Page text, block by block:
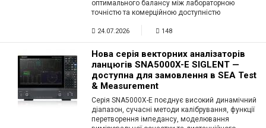
авторизація
Виробники
Контакти
Доставка
оптимального балансу між лабораторною
точністю та комерційною доступністю
24.07.2026 148
Нова серія векторних аналізаторів
ланцюгів SNA5000X-E SIGLENT —
доступна для замовлення в SEA Test
& Measurement
Серія SNA5000X-E поєднує високий динамічний
діапазон, сучасні методи калібрування, функції
перетворення імпедансу, моделювання